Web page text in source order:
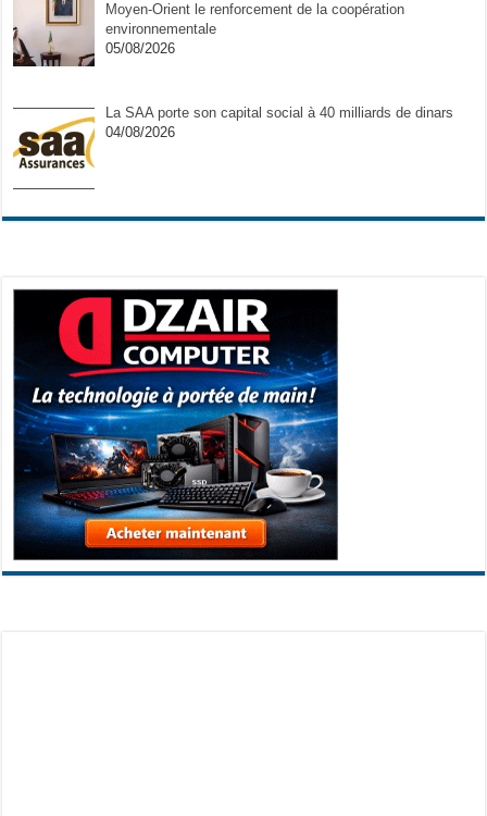
Moyen-Orient le renforcement de la coopération
environnementale
05/08/2026
La SAA porte son capital social à 40 milliards de dinars
04/08/2026